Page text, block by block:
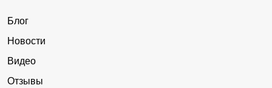
Блог
Новости
Видео
Отзывы